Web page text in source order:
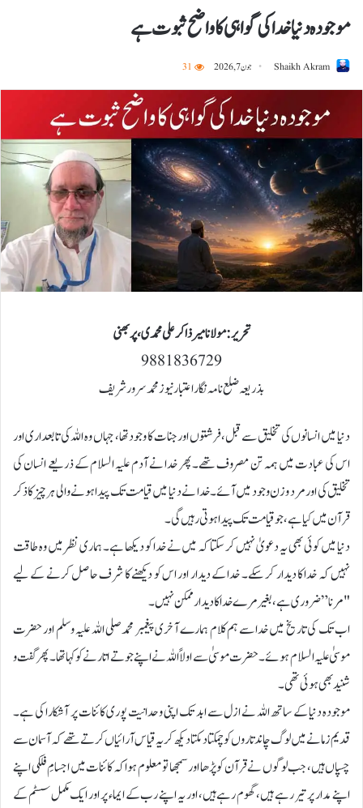
موجودہ دنیا خدا کی گواہی کا واضح ثبوت ہے
Shaikh Akram جون 7, 2026 31
تحریر: مولانا میر ذاکر علی محمدی، پربھنی
9881836729
بذریعہ ضلع نامہ نگار اعتبار نیوز محمد سرور شریف
دنیا میں انسانوں کی تخلیق سے قبل، فرشتوں اور جنات کا وجود تھا، جہاں وہ اللہ کی تابعداری اور
اس کی عبادت میں ہمہ تن مصروف تھے۔ پھر خدا نے آدم علیہ السلام کے ذریعے انسان کی
تخلیق کی اور مرد و زن وجود میں آئے۔ خدا نے دنیا میں قیامت تک پیدا ہونے والی ہر چیز کا ذکر
قرآن میں کیا ہے، جو قیامت تک پیدا ہوتی رہیں گی۔
دنیا میں کوئی بھی یہ دعویٰ نہیں کر سکتا کہ میں نے خدا کو دیکھا ہے۔ ہماری نظر میں وہ طاقت
نہیں کہ خدا کا دیدار کر سکے۔ خدا کے دیدار اور اس کو دیکھنے کا شرف حاصل کرنے کے لیے
"مرنا” ضروری ہے، بغیر مرے خدا کا دیدار ممکن نہیں۔
اب تک کی تاریخ میں خدا سے ہم کلام ہمارے آخری پیغمبر محمد صلی اللہ علیہ وسلم اور حضرت
موسیٰ علیہ السلام ہوئے۔ حضرت موسیٰ سے اولاً اللہ نے اپنے جوتے اتارنے کو کہا تھا۔ پھر گفت و
شنید بھی ہوئی تھی۔
موجودہ دنیا کے ساتھ اللہ نے ازل سے ابد تک اپنی وحدانیت پوری کائنات پر آشکارا کی ہے۔
قدیم زمانے میں لوگ چاند تاروں کو چمکتا دمکتا دیکھ کر یہ قیاس آرائیاں کرتے تھے کہ آسمان سے
چسپاں ہیں، جب لوگوں نے قرآن کو پڑھا اور سمجھا تو معلوم ہوا کہ کائنات میں اجسامِ فلکی اپنے
اپنے مدار پر تیر رہے ہیں، گھوم رہے ہیں، اور یہ اپنے رب کے ایماء پر اور ایک مکمل سسٹم کے